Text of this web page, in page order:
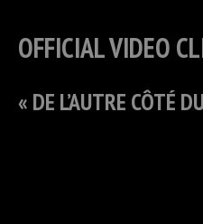
OFFICIAL VIDEO
« DE L’AUTRE CÔTÉ